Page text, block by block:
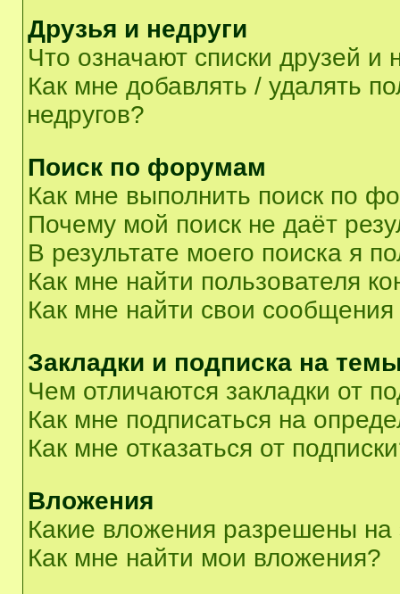
Друзья и недруги
Что означают списки друзей и
Как мне добавлять / удалять
недругов?
Поиск по форумам
Как мне выполнить поиск по
Почему мой поиск не даёт
В результате моего поиска я
Как мне найти пользователя
Как мне найти свои
Закладки и подписка на
Чем отличаются закладки от
Как мне подписаться на
Как мне отказаться от
Вложения
Какие вложения разрешены
Как мне найти мои вложения?